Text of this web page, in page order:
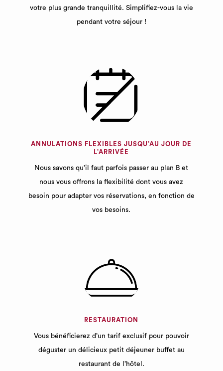
votre plus grande tranquillité. Simplifiez-vous la vie
pendant votre séjour !
ANNULATIONS FLEXIBLES JUSQU’AU JOUR DE
L’ARRIVÉE
Nous savons qu’il faut parfois passer au plan B et
nous vous offrons la flexibilité dont vous avez
besoin pour adapter vos réservations, en fonction de
vos besoins.
RESTAURATION
Vous bénéficierez d’un tarif exclusif pour pouvoir
déguster un délicieux petit déjeuner buffet au
restaurant de l’hôtel.